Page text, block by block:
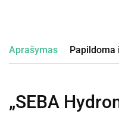
Aprašymas
„SEBA